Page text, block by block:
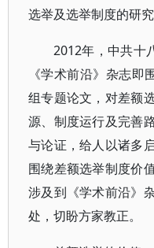
选举及选举制度的研究
2012年，中共十
《学术前沿》杂志即
组专题论文，对差额
源、制度运行及完善
与论证，给人以诸多
围绕差额选举制度价
涉及到《学术前沿》
处，切盼方家教正。